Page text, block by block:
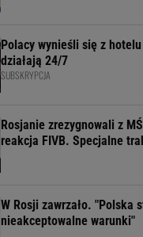
Polacy wynieśli się z
działają 24/7
SUBSKRYPCJA
Rosjanie zrezygnowali z
reakcja FIVB. Specjalne
W Rosji zawrzało. "Polska
nieakceptowalne warunki"